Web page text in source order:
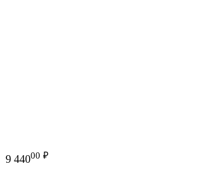
9 44000 ₽